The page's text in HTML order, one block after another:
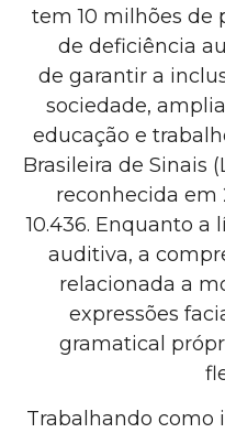
tem 10 milhões de
de deficiência
de garantir a
sociedade,
educação e
Brasileira de Sinais
reconhecida em
10.436. Enquanto
auditiva, a
relacionada a
expressões
gramatical
Trabalhando como